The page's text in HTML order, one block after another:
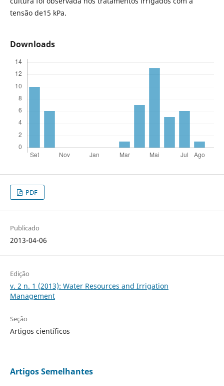
tensão de15 kPa.
Downloads
PDF
Publicado
2013-04-06
Edição
v. 2 n. 1 (2013): Water Resources and Irrigation
Management
Seção
Artigos científicos
Artigos Semelhantes